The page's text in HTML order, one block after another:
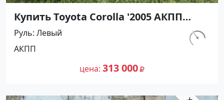
Купить Toyota Corolla '2005 АКПП
(1600/110 л.с.) Бензин инжектор
Курганинск цвет Серебристый Седан
по цене 313000 рублей, объявление
№27430 на сайте Авторынок23
км.
Руль Левый
АКПП
цена 313 000